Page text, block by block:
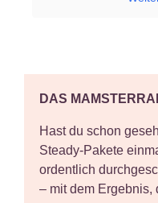
DAS
Hast du schon
Steady-Pakete
ordentlich
– mit dem Ergebnis,